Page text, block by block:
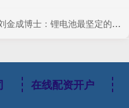
博士：锂电池最坚定的乐观者
在线配资开户